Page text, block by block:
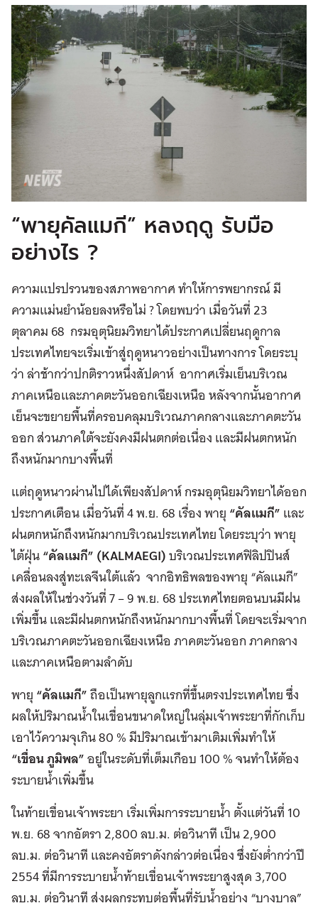
“พายุคัลแมกี” หลงฤดู รับมือ
อย่างไร ?
ความแปรปรวนของสภาพอากาศ ทำให้การพยากรณ์ มี
ความแม่นยำน้อยลงหรือไม่ ? โดยพบว่า เมื่อวันที่ 23
ตุลาคม 68 กรมอุตุนิยมวิทยาได้ประกาศเปลี่ยนฤดูกาล
ประเทศไทยจะเริ่มเข้าสู่ฤดูหนาวอย่างเป็นทางการ โดยระบุ
ว่า ล่าช้ากว่าปกติราวหนึ่งสัปดาห์ อากาศเริ่มเย็นบริเวณ
ภาคเหนือและภาคตะวันออกเฉียงเหนือ หลังจากนั้นอากาศ
เย็นจะขยายพื้นที่ครอบคลุมบริเวณภาคกลางและภาคตะวัน
ออก ส่วนภาคใต้จะยังคงมีฝนตกต่อเนื่อง และมีฝนตกหนัก
ถึงหนักมากบางพื้นที่
แต่ฤดูหนาวผ่านไปได้เพียงสัปดาห์ กรมอุตุนิยมวิทยาได้ออก
ประกาศเตือน เมื่อวันที่ 4 พ.ย. 68 เรื่อง พายุ“คัลแมกี”และ
ฝนตกหนักถึงหนักมากบริเวณประเทศไทย โดยระบุว่า พายุ
ไต้ฝุ่น“คัลแมกี” (KALMAEGI)บริเวณประเทศฟิลิปปินส์
เคลื่อนลงสู่ทะเลจีนใต้แล้ว จากอิทธิพลของพายุ “คัลแมกี”
ส่งผลให้ในช่วงวันที่ 7 – 9 พ.ย. 68 ประเทศไทยตอนบนมีฝน
เพิ่มขึ้น และมีฝนตกหนักถึงหนักมากบางพื้นที่ โดยจะเริ่มจาก
บริเวณภาคตะวันออกเฉียงเหนือ ภาคตะวันออก ภาคกลาง
และภาคเหนือตามลำดับ
พายุ“คัลแมกี”ถือเป็นพายุลูกแรกที่ขึ้นตรงประเทศไทย ซึ่ง
ผลให้ปริมาณน้ำในเขื่อนขนาดใหญ่ในลุ่มเจ้าพระยาที่กักเก็บ
เอาไว้ความจุเกิน 80 % มีปริมาณเข้ามาเติมเพิ่มทำให้
“เขื่อน ภูมิพล”อยู่ในระดับที่เต็มเกือบ 100 % จนทำให้ต้อง
ระบายน้ำเพิ่มขึ้น
ในท้ายเขื่อนเจ้าพระยา เริ่มเพิ่มการระบายน้ำ ตั้งแต่วันที่ 10
พ.ย. 68 จากอัตรา 2,800 ลบ.ม. ต่อวินาที เป็น 2,900
ลบ.ม. ต่อวินาที และคงอัตราดังกล่าวต่อเนื่อง ซึ่งยังต่ำกว่าปี
2554 ที่มีการระบายน้ำท้ายเขื่อนเจ้าพระยาสูงสุด 3,700
ลบ.ม. ต่อวินาที ส่งผลกระทบต่อพื้นที่รับน้ำอย่าง “บางบาล”